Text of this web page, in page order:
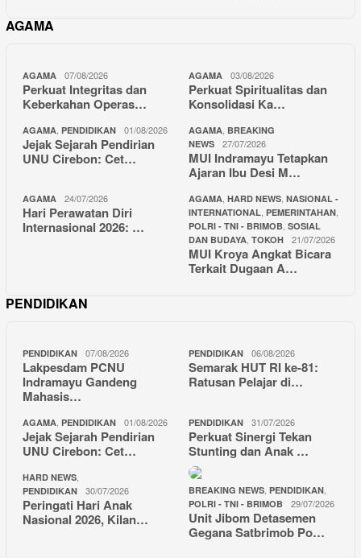
AGAMA
AGAMA 07/08/2026
Perkuat Integritas dan
Keberkahan Operas…
AGAMA 03/08/2026
Perkuat Spiritualitas dan
Konsolidasi Ka…
AGAMA PENDIDIKAN 01/08/2026
Jejak Sejarah Pendirian
UNU Cirebon: Cet…
AGAMA BREAKING
NEWS
27/07/2026
MUI Indramayu Tetapkan
Ajaran Ibu Desi M…
AGAMA 24/07/2026
Hari Perawatan Diri
Internasional 2026: …
AGAMA HARD NEWS NASIONAL -
INTERNATIONAL PEMERINTAHAN
POLRI - TNI - BRIMOB SOSIAL
DAN BUDAYA TOKOH 21/07/2026
MUI Kroya Angkat Bicara
Terkait Dugaan A…
PENDIDIKAN
PENDIDIKAN 07/08/2026
Lakpesdam PCNU
Indramayu Gandeng
Mahasis…
PENDIDIKAN 06/08/2026
Semarak HUT RI ke-81:
Ratusan Pelajar di…
AGAMA PENDIDIKAN 01/08/2026
Jejak Sejarah Pendirian
UNU Cirebon: Cet…
PENDIDIKAN 31/07/2026
Perkuat Sinergi Tekan
Stunting dan Anak …
HARD NEWS
PENDIDIKAN 30/07/2026
Peringati Hari Anak
Nasional 2026, Kilan…
BREAKING NEWS PENDIDIKAN
POLRI - TNI - BRIMOB 29/07/2026
Unit Jibom Detasemen
Gegana Satbrimob Po…